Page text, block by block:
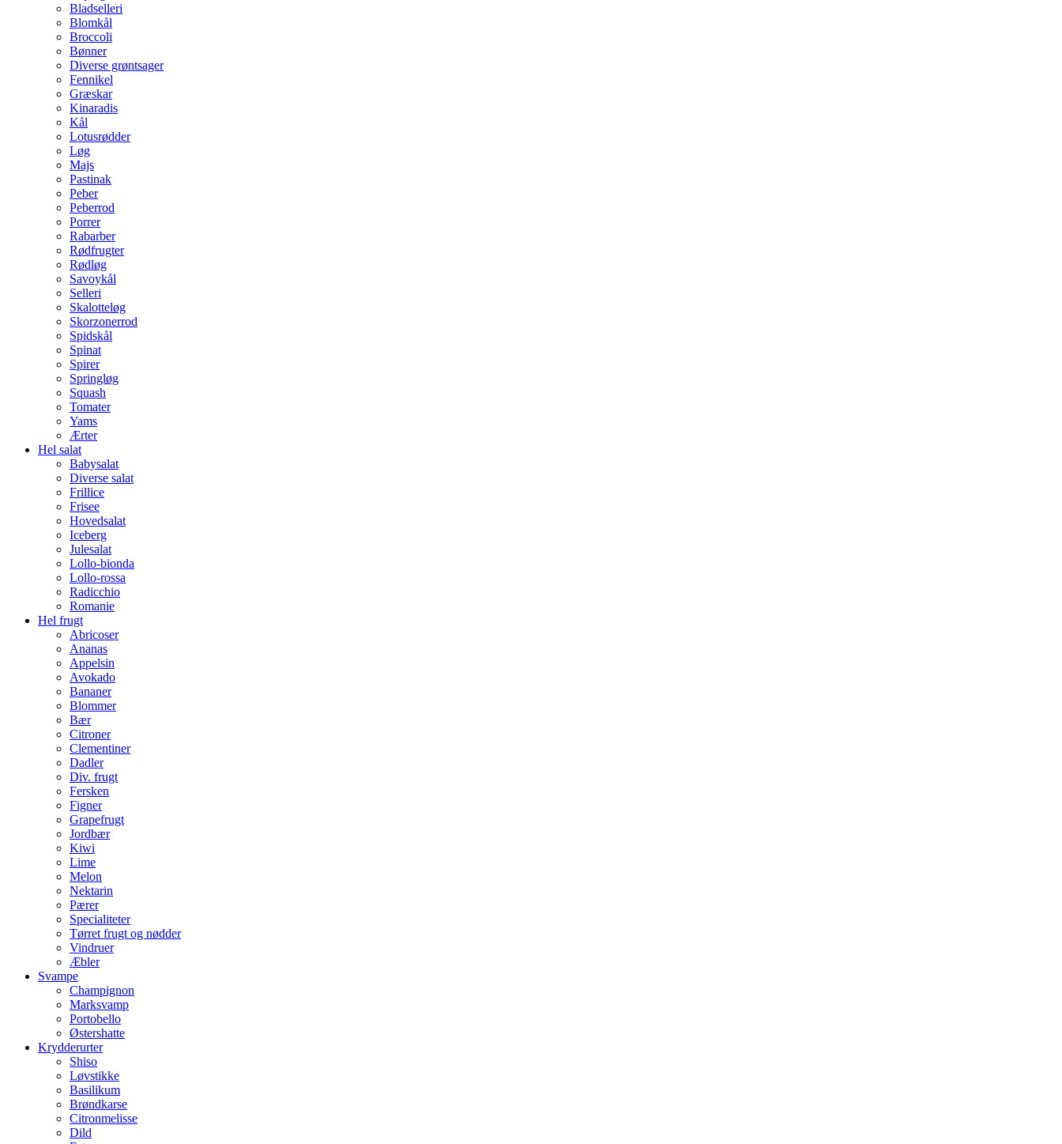
Bladselleri
Blomkål
Broccoli
Bønner
Diverse grøntsager
Fennikel
Græskar
Kinaradis
Kål
Lotusrødder
Løg
Majs
Pastinak
Peber
Peberrod
Porrer
Rabarber
Rødfrugter
Rødløg
Savoykål
Selleri
Skalotteløg
Skorzonerrod
Spidskål
Spinat
Spirer
Springløg
Squash
Tomater
Yams
Ærter
Hel salat
Babysalat
Diverse salat
Frillice
Frisee
Hovedsalat
Iceberg
Julesalat
Lollo-bionda
Lollo-rossa
Radicchio
Romanie
Hel frugt
Abricoser
Ananas
Appelsin
Avokado
Bananer
Blommer
Bær
Citroner
Clementiner
Dadler
Div. frugt
Fersken
Figner
Grapefrugt
Jordbær
Kiwi
Lime
Melon
Nektarin
Pærer
Specialiteter
Tørret frugt og nødder
Vindruer
Æbler
Svampe
Champignon
Marksvamp
Portobello
Østershatte
Krydderurter
Shiso
Løvstikke
Basilikum
Brøndkarse
Citronmelisse
Dild